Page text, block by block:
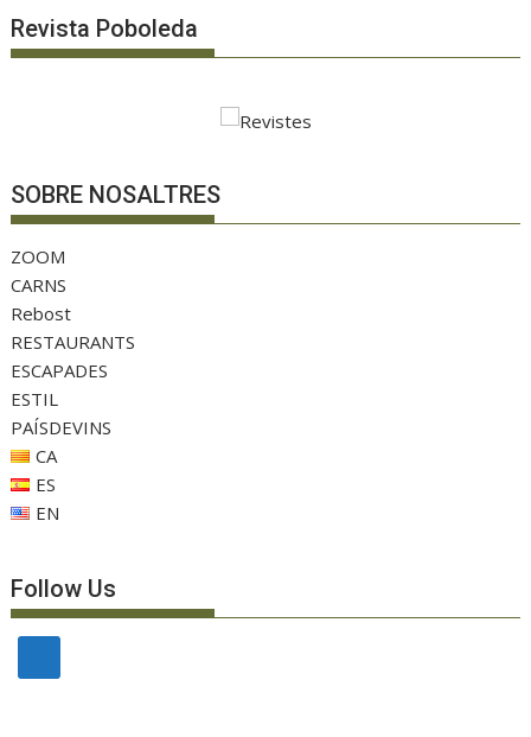
Revista Poboleda
SOBRE NOSALTRES
ZOOM
CARNS
Rebost
RESTAURANTS
ESCAPADES
ESTIL
PAÍSDEVINS
CA
ES
EN
Follow Us